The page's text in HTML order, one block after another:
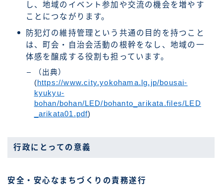
し、地域のイベント参加や交流の機会を増やす
ことにつながります。
防犯灯の維持管理という共通の目的を持つこと
は、町会・自治会活動の根幹をなし、地域の一
体感を醸成する役割も担っています。
（出典）
(https://www.city.yokohama.lg.jp/bousai-
kyukyu-
bohan/bohan/LED/bohanto_arikata.files/LED
_arikata01.pdf)
行政にとっての意義
安全・安心なまちづくりの責務遂行